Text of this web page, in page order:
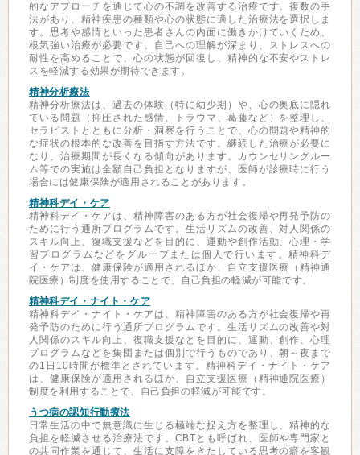
的なアプローチを通じて心の不調を改善する治療です。複数の手
法があり、精神疾患の種類や心の状態に適した治療法を選択しま
す。思考や感情といった患者さんの内面に働きかけていくため、
根気強い治療が必要です。自己への理解が深まり、ストレスへの
耐性を高めることで、心の状態が回復し、精神的な不安やストレ
スを軽減する効果が期待できます。
精神分析療法
精神分析療法は、過去の体験（特に幼少期）や、心の奥底に隠れ
ている問題（抑圧された感情、トラウマ、葛藤など）を整理し、
セラピストとともに分析・洞察を行うことで、心の問題や精神的
な症状の根本的な改善を目指す方法です。継続した治療が必要に
なり、治療期間が長くなる傾向があります。カウンセリングルー
ム等での実施は全額自己負担となりますが、医師が診療時に行う
場合には健康保険が適用されることがあります。
精神科デイ・ケア
精神科デイ・ケアは、精神障害のある方が社会復帰や再発予防の
ために行う通所プログラムです。生活リズムの改善、対人関係の
スキル向上、復職支援などを目的に、運動や創作活動、心理・学
習プログラムなどをグループまたは個人で行います。精神科デ
イ・ケアは、健康保険が適用されるほか、自立支援医療（精神通
院医療）制度を使用することで、自己負担の軽減が可能です。
精神科デイ・ナイト・ケア
精神科デイ・ナイト・ケアは、精神障害のある方が社会復帰や再
発予防のために行う通所プログラムです。生活リズムの改善や対
人関係のスキル向上、復職支援などを目的に、運動、創作、心理
プログラムなどを集団または個別で行うものであり、朝～夜まで
の1日10時間が標準とされています。精神科デイ・ナイト・ケア
は、健康保険が適用されるほか、自立支援医療（精神通院医療）
制度を利用することで、自己負担の軽減が可能です。
うつ病の認知行動療法
日常生活の中で無意識に生じる極端な捉え方を整理し、精神的な
負担を軽減させる治療法です。CBTとも呼ばれ、医師や専門家と
の共同作業を通じて、生活に支障をきたしている思考の癖を客観